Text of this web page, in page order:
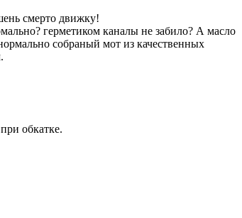
смерто движку!
герметиком каналы не забило? А масло
собраный мот из качественных
обкатке.